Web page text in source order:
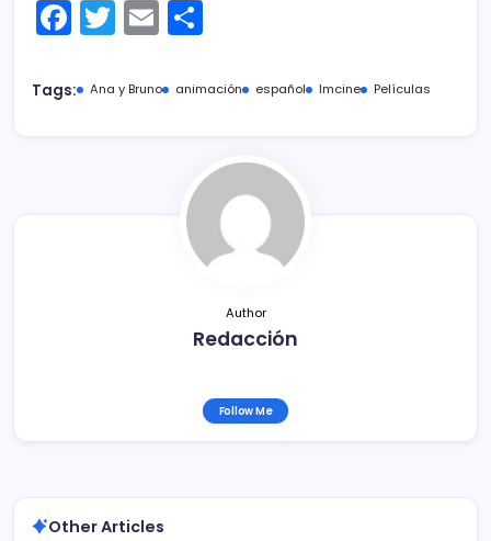
F
a
c
T
w
itt
E
m
ai m
ar
tir
Tags: Ana y Bruno animación español Imcine Películas
Author
Redacción
Follow Me
Other Articles